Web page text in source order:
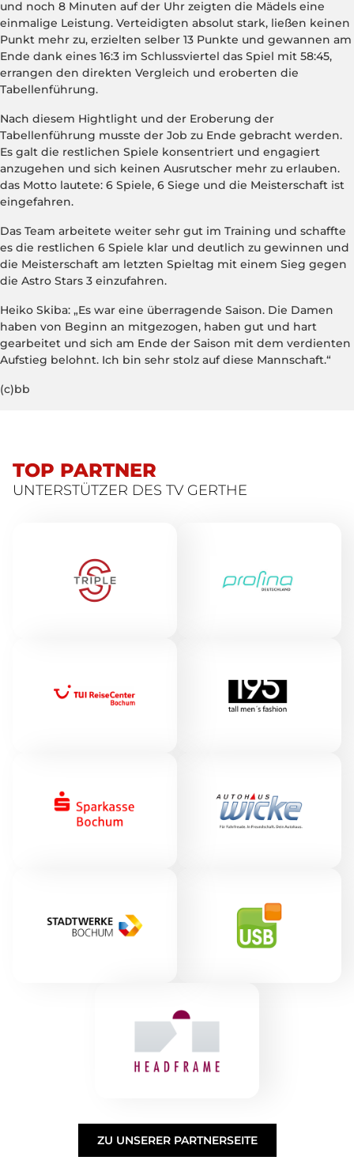
und noch 8 Minuten auf der Uhr zeigten die Mädels eine
einmalige Leistung. Verteidigten absolut stark, ließen keinen
Punkt mehr zu, erzielten selber 13 Punkte und gewannen am
Ende dank eines 16:3 im Schlussviertel das Spiel mit 58:45,
errangen den direkten Vergleich und eroberten die
Tabellenführung.
Nach diesem Hightlight und der Eroberung der
Tabellenführung musste der Job zu Ende gebracht werden.
Es galt die restlichen Spiele konsentriert und engagiert
anzugehen und sich keinen Ausrutscher mehr zu erlauben.
das Motto lautete: 6 Spiele, 6 Siege und die Meisterschaft ist
eingefahren.
Das Team arbeitete weiter sehr gut im Training und schaffte
es die restlichen 6 Spiele klar und deutlich zu gewinnen und
die Meisterschaft am letzten Spieltag mit einem Sieg gegen
die Astro Stars 3 einzufahren.
Heiko Skiba: „Es war eine überragende Saison. Die Damen
haben von Beginn an mitgezogen, haben gut und hart
gearbeitet und sich am Ende der Saison mit dem verdienten
Aufstieg belohnt. Ich bin sehr stolz auf diese Mannschaft.“
(c)bb
TOP PARTNER
UNTERSTÜTZER DES TV GERTHE
ZU UNSERER PARTNERSEITE